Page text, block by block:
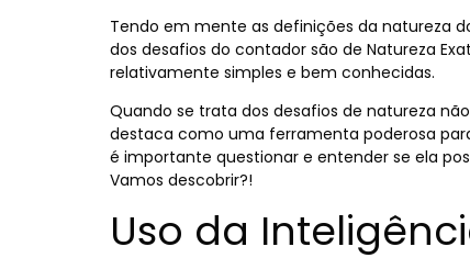
Tendo em mente as definições da natureza
dos desafios do contador são de Natureza
relativamente simples e bem conhecidas.
Quando se trata dos desafios de natureza
destaca como uma ferramenta poderosa
é importante questionar e entender se ela
Vamos descobrir?!
Uso da